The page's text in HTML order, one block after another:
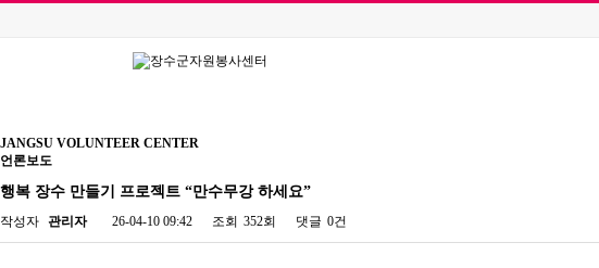
JANGSU VOLUNTEER CENTER
언론보도
행복 장수 만들기 프로젝트 “만수무강 하세요”
작성자 관리자 26-04-10 09:42 조회 352회 댓글 0건